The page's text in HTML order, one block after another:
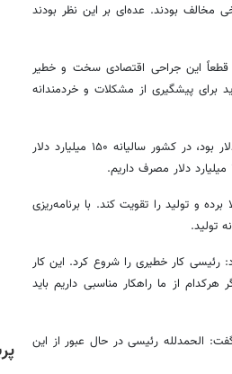
مخالف بودند. عده‌ای بر این نظر بودند
قطعاً این جراحی اقتصادی سخت و خطیر
برای پیشگیری از مشکلات و خردمندانه
باهنر در خصوص بحث انرژی نیز تاکید کرد: زمانی که یک بشکه نفت ۵۰ دلار بود، در کشور سالیانه ۱۵۰ میلیارد دلار
و تولید را تقویت کند. با برنامه‌ریزی
کار خطیری را شروع کرد. این کار
از ما راهکار مناسبی داریم باید
رئیسی داد، گفت: الحمدلله رئیسی در حال عبور از این